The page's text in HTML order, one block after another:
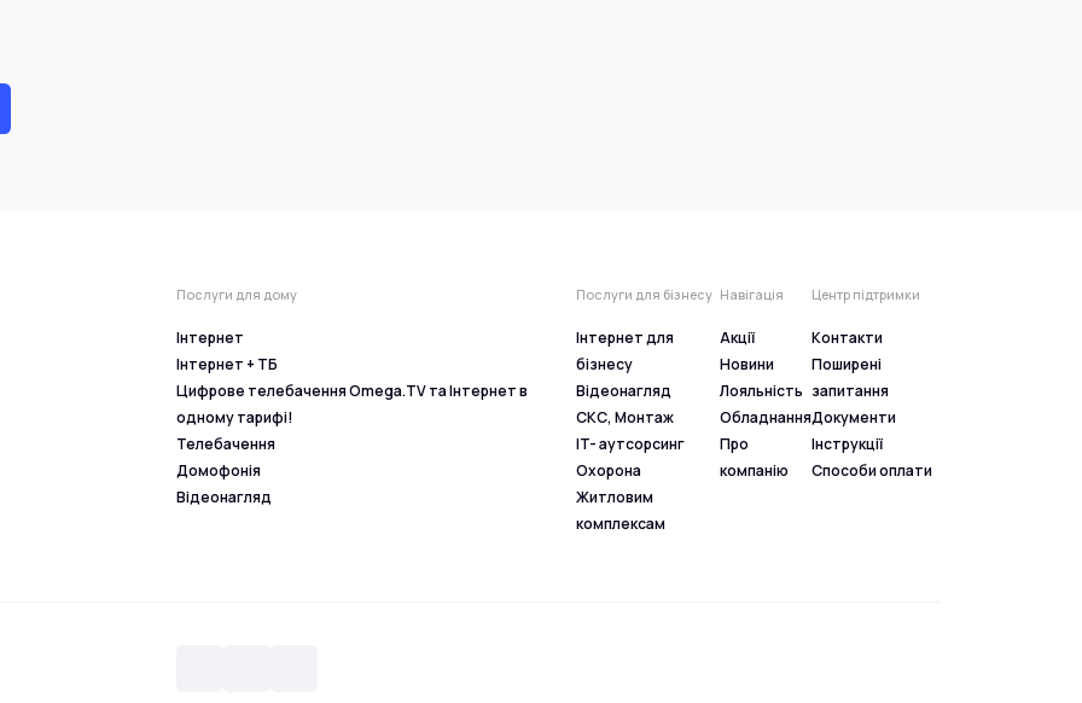
Послуги для дому
Інтернет
Інтернет + ТБ
Цифрове телебачення Omega.TV та Інтернет в
одному тарифі!
Телебачення
Домофонія
Відеонагляд
Послуги для бізнесу
Інтернет для
бізнесу
Відеонагляд
СКС, Монтаж
IT- аутсорсинг
Охорона
Житловим
комплексам
Навігація
Акції
Новини
Лояльність
Обладнання
Про
компанію
Центр підтримки
Контакти
Поширені
запитання
Документи
Інструкції
Способи оплати